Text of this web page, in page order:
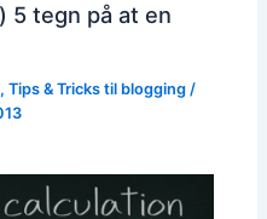
5 tegn på at en
,Tips & Tricks til blogging /